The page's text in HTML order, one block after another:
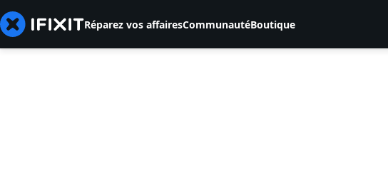
Réparez vos affairesCommunautéBoutique